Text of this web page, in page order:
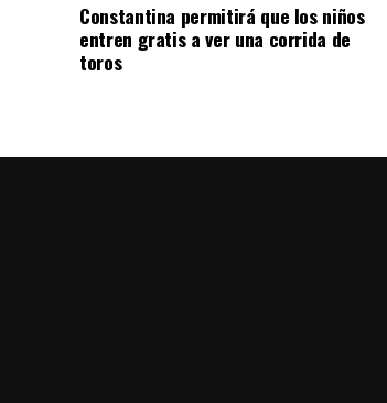
Constantina permitirá que los niños
entren gratis a ver una corrida de
toros